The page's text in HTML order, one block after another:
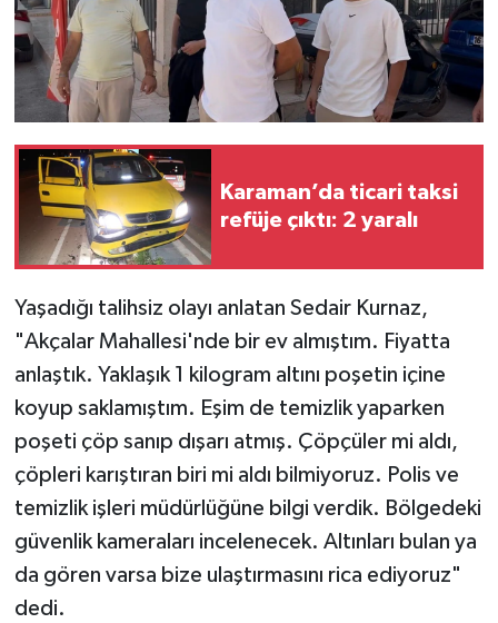
Karaman’da ticari taksi
refüje çıktı: 2 yaralı
Yaşadığı talihsiz olayı anlatan Sedair Kurnaz,
"Akçalar Mahallesi'nde bir ev almıştım. Fiyatta
anlaştık. Yaklaşık 1 kilogram altını poşetin içine
koyup saklamıştım. Eşim de temizlik yaparken
poşeti çöp sanıp dışarı atmış. Çöpçüler mi aldı,
çöpleri karıştıran biri mi aldı bilmiyoruz. Polis ve
temizlik işleri müdürlüğüne bilgi verdik. Bölgedeki
güvenlik kameraları incelenecek. Altınları bulan ya
da gören varsa bize ulaştırmasını rica ediyoruz"
dedi.